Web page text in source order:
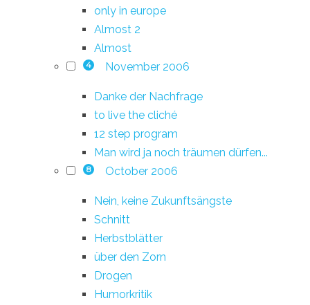
only in europe
Almost 2
Almost
4 November 2006
Danke der Nachfrage
to live the cliché
12 step program
Man wird ja noch träumen dürfen...
8 October 2006
Nein, keine Zukunftsängste
Schnitt
Herbstblätter
über den Zorn
Drogen
Humorkritik